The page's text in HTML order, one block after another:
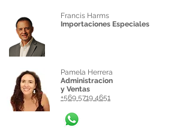
Francis Harms
Importaciones Especiales
Pamela Herrera
Administracion
y Ventas
+569 5719 4651